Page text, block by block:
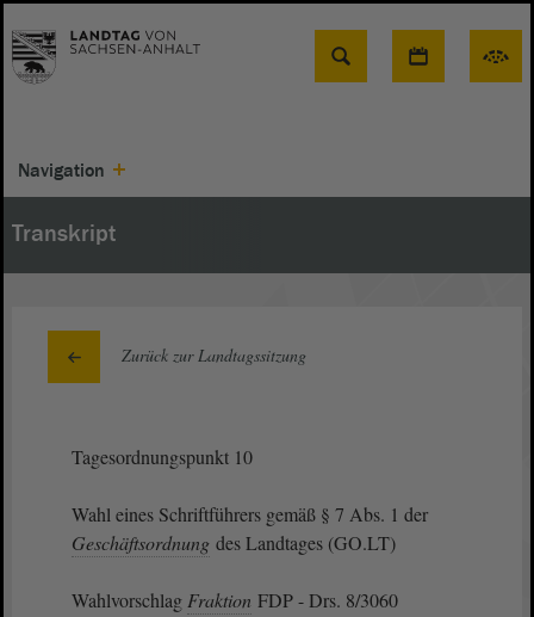
Suche
Navigation
Transkript
Zurück zur Landtagssitzung
Tagesordnungspunkt 10
Wahl eines Schriftführers gemäß § 7 Abs. 1 der
Geschäftsordnung des Landtages (GO.LT)
Wahlvorschlag Fraktion FDP - Drs. 8/3060